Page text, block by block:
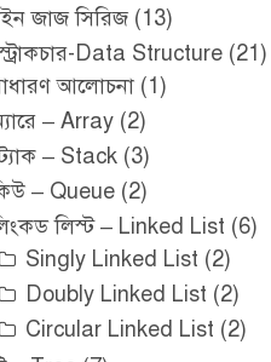
জাজ সিরিজ (13)
Data Structure (21)
আলোচনা (1)
– Array (2)
– Stack (3)
– Queue (2)
লিস্ট – Linked List (6)
Singly Linked List (2)
Doubly Linked List (2)
Circular Linked List (2)